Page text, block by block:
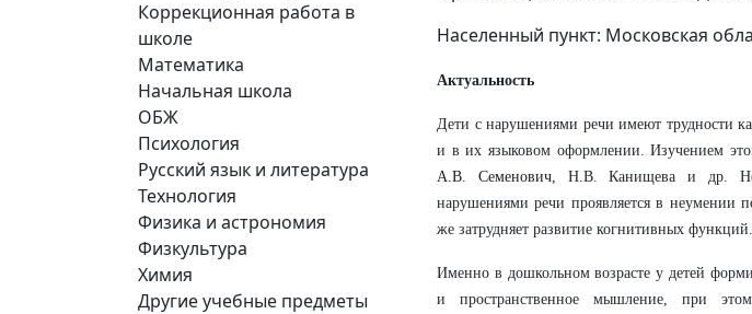
Коррекционная работа в
школе
Математика
Начальная школа
ОБЖ
Психология
Русский язык и литература
Технология
Физика и астрономия
Физкультура
Химия
Другие учебные предметы
Населенный пункт: Московская
Актуальность
Дети с нарушениями речи имеют трудности
и в их языковом оформлении. Изучением
А.В. Семенович, Н.В. Канищева и др.
нарушениями речи проявляется в неумении
же затрудняет развитие когнитивных функций.
Именно в дошкольном возрасте у детей
и пространственное мышление, при